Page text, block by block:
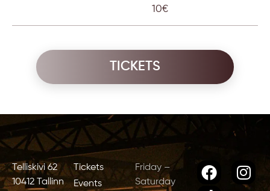
10€
TICKETS
Friday –
Saturday
Telliskivi 62
10412 Tallinn
Tickets
Events